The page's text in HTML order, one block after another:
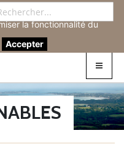
ce site, vous acceptez
pour réaliser des
la fonctionnalité du
Accepter
Connexion